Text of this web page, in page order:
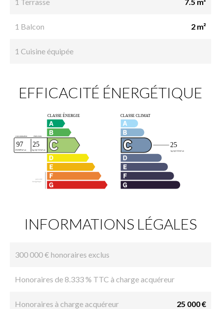
1 Balcon 2 m²
1 Cuisine équipée
EFFICACITÉ ÉNERGÉTIQUE
INFORMATIONS LÉGALES
300 000 € honoraires exclus
Honoraires de 8.333 % TTC à charge acquéreur
Honoraires à charge acquéreur 25 000 €